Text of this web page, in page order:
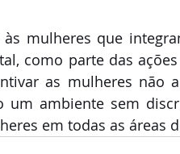
mulheres que
como parte das
as mulheres não
um ambiente sem
em todas as áreas